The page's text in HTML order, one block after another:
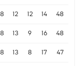
12 12 14 48
13 9 16 48
13 8 17 47